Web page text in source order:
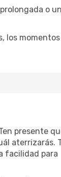
o
los
presente
aterrizarás.
facilidad para